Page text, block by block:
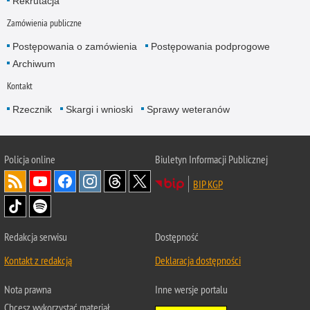
Zamówienia publiczne
Postępowania o zamówienia
Postępowania podprogowe
Archiwum
Kontakt
Rzecznik Skargi i wnioski Sprawy weteranów
Policjaonline
Biuletyn Informacji Publicznej
BIP KGP
Redakcja serwisu
Kontakt z redakcją
Dostępność
Deklaracja dostępności
Nota prawna
Inne wersje portalu